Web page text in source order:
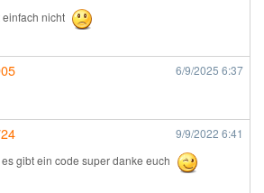
nicht
6/9/2025 6:37
9/9/2022 6:41
gibt ein code super danke euch